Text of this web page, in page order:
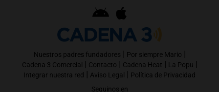
Nuestros padres fundadores | Por siempre Mario |
Cadena 3 Comercial | Contacto | Cadena Heat | La Popu |
Integrar nuestra red | Aviso Legal | Política de Privacidad
Seguinos en